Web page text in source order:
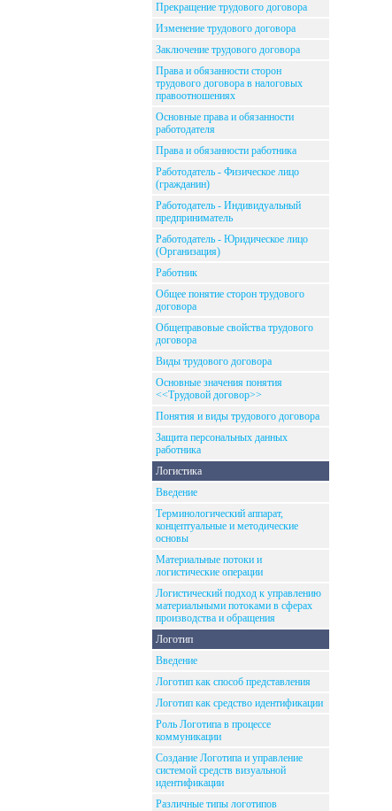
Прекращение трудового договора
Изменение трудового договора
Заключение трудового договора
Права и обязанности сторон
трудового договора в налоговых
правоотношениях
Основные права и обязанности
работодателя
Права и обязанности работника
Работодатель - Физическое лицо
(гражданин)
Работодатель - Индивидуальный
предприниматель
Работодатель - Юридическое лицо
(Организация)
Работник
Общее понятие сторон трудового
договора
Общеправовые свойства трудового
договора
Виды трудового договора
Основные значения понятия
<<Трудовой договор>>
Понятия и виды трудового договора
Защита персональных данных
работника
Логистика
Введение
Терминологический аппарат,
концептуальные и методические
основы
Материальные потоки и
логистические операции
Логистический подход к управлению
материальными потоками в сферах
производства и обращения
Логотип
Введение
Логотип как способ представления
Логотип как средство идентификации
Роль Логотипа в процессе
коммуникации
Создание Логотипа и управление
системой средств визуальной
идентификации
Различные типы логотипов